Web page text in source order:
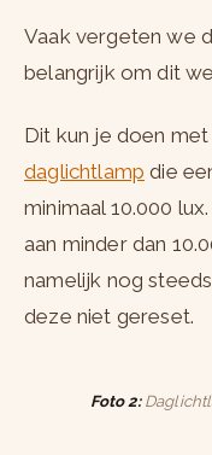
Vaak vergeten we
belangrijk om dit
Dit kun je doen
daglichtlamp die
minimaal 10.000
aan minder dan
namelijk nog
deze niet gereset.
Foto 2: